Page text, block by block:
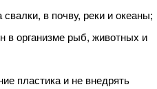
в почву, реки и океаны;
в организме рыб, животных и
пластика и не внедрять